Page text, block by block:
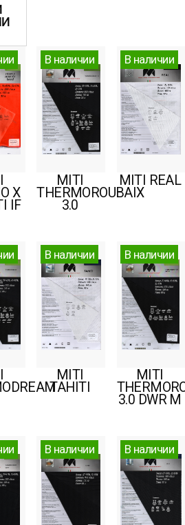
X
IF
В наличии
MITI
THERMOROUBAIX
3.0
В наличии
MITI REAL
В наличии
MITI
TAHITI
В наличии
MITI
3.0 DWR M
В наличии В наличии